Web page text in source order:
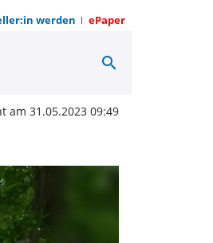
werden ePaper
search
am 31.05.2023 09:49